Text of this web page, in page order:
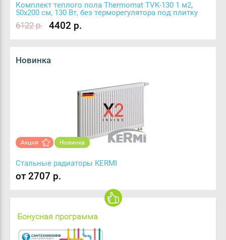
Бонусная программа
Комплект теплого пола Thermomat TVK-130 1 м2,
50х200 см, 130 Вт, без терморегулятора под плитку
6122 р. 4402 р.
Новинка
Акция Новинка
Стальные радиаторы KERMI
от 2707 р.